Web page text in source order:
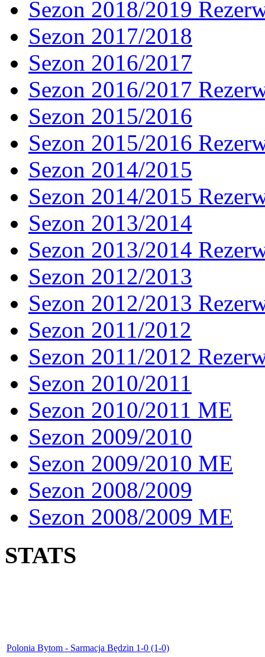
Sezon 2018/2019
Sezon 2017/2018
Sezon 2016/2017
Sezon 2016/2017
Sezon 2015/2016
Sezon 2015/2016
Sezon 2014/2015
Sezon 2014/2015
Sezon 2013/2014
Sezon 2013/2014
Sezon 2012/2013
Sezon 2012/2013
Sezon 2011/2012
Sezon 2011/2012
Sezon 2010/2011
Sezon 2010/2011 ME
Sezon 2009/2010
Sezon 2009/2010 ME
Sezon 2008/2009
Sezon 2008/2009 ME
STATS
Polonia Bytom - Sarmacja Będzin 1-0 (1-0)